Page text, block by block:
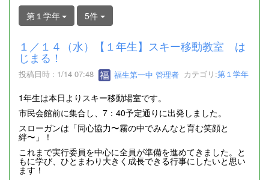
第１学年 5件
１／１４（水）【１年生】スキー移動教室 は
じまる！
投稿日時 : 1/14 07:48 福生第一中 管理者 カテゴリ:第１学年
1年生は本日よりスキー移動場室です。
市民会館前に集合し、7：40予定通りに出発しました。
スローガンは「同心協力〜霧の中でみんなと育む笑顔と
絆〜」！
これまで実行委員を中心に全員が準備を進めてきました。と
もに学び、ひとまわり大きく成長できる行事にしたいと思い
ます！